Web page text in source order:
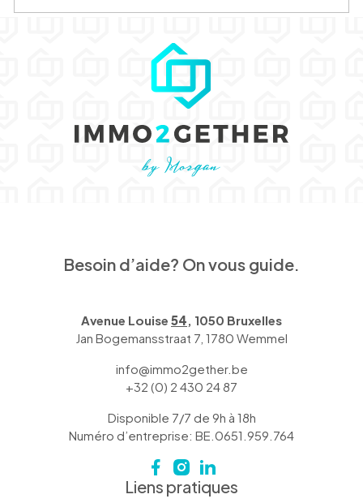
Besoin d’aide? On vous guide.
Avenue Louise 54 , 1050 Bruxelles
Jan Bogemansstraat 7, 1780 Wemmel
info@immo2gether.be
+32 (0) 2 430 24 87
Disponible 7/7 de 9h à 18h
Numéro d’entreprise: BE.0651.959.764
Liens pratiques